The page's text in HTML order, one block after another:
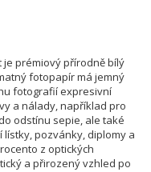
je prémiový přírodně bílý
fotopapír má jemný
fotografií expresivní
a nálady, například pro
odstínu sepie, ale také
pozvánky, diplomy a
z optických
a přirozený vzhled po